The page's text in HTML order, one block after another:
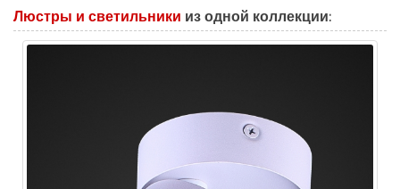
Люстры и светильники из одной коллекции: